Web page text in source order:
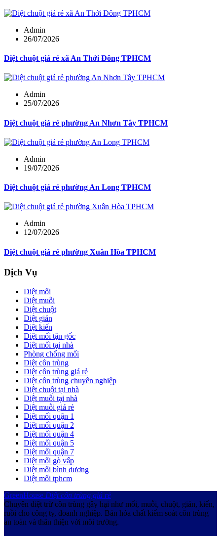
Admin
26/07/2026
Diệt chuột giá rẻ xã An Thới Đông TPHCM
Admin
25/07/2026
Diệt chuột giá rẻ phường An Nhơn Tây TPHCM
Admin
19/07/2026
Diệt chuột giá rẻ phường An Long TPHCM
Admin
12/07/2026
Diệt chuột giá rẻ phường Xuân Hòa TPHCM
Dịch Vụ
Diệt mối
Diệt muỗi
Diệt chuột
Diệt gián
Diệt kiến
Diệt mối tận gốc
Diệt mối tại nhà
Phòng chống mối
Diệt côn trùng
Diệt côn trùng giá rẻ
Diệt côn trùng chuyên nghiệp
Diệt chuột tại nhà
Diệt muỗi tại nhà
Diệt muỗi giá rẻ
Diệt mối quận 1
Diệt mối quận 2
Diệt mối quận 4
Diệt mối quận 5
Diệt mối quận 7
Diệt mối gò vấp
Diệt mối bình dương
Diệt mối tphcm
GreenHouse Diệt côn trùng giá rẻ
Chuyên diệt trừ côn trùng gây hại như mối, muỗi, chuột, gián, kiến,
ruồi cho công ty, doanh nghiệp. Bán hóa chất kiểm soát côn trùng
an toàn và thân thiện với môi trường.